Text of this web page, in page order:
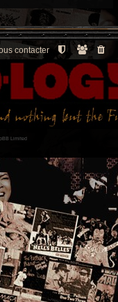
contacter
Limited